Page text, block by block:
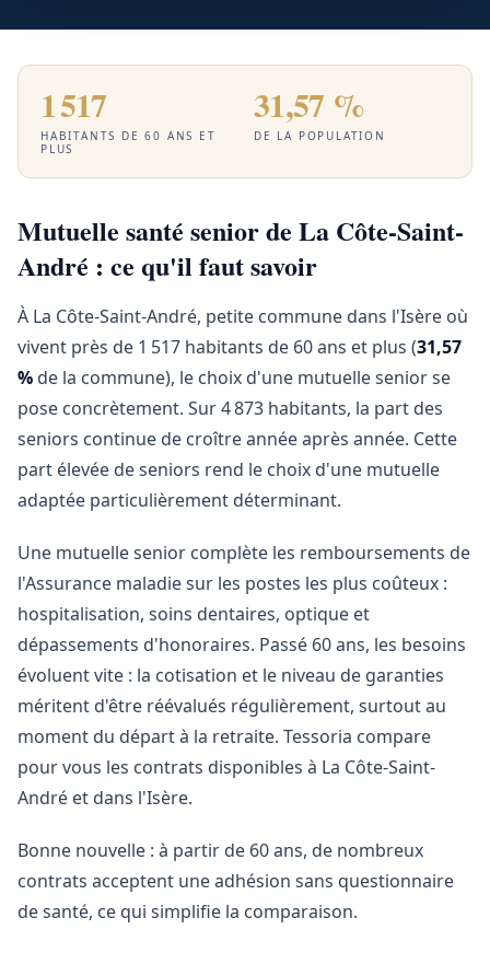
1 517
HABITANTS DE 60 ANS ET
PLUS
31,57 %
DE LA POPULATION
Mutuelle santé senior de La Côte-Saint-
André : ce qu'il faut savoir
À La Côte-Saint-André, petite commune dans l'Isère où
vivent près de 1 517 habitants de 60 ans et plus (31,57
% de la commune), le choix d'une mutuelle senior se
pose concrètement. Sur 4 873 habitants, la part des
seniors continue de croître année après année. Cette
part élevée de seniors rend le choix d'une mutuelle
adaptée particulièrement déterminant.
Une mutuelle senior complète les remboursements de
l'Assurance maladie sur les postes les plus coûteux :
hospitalisation, soins dentaires, optique et
dépassements d'honoraires. Passé 60 ans, les besoins
évoluent vite : la cotisation et le niveau de garanties
méritent d'être réévalués régulièrement, surtout au
moment du départ à la retraite. Tessoria compare
pour vous les contrats disponibles à La Côte-Saint-
André et dans l'Isère.
Bonne nouvelle : à partir de 60 ans, de nombreux
contrats acceptent une adhésion sans questionnaire
de santé, ce qui simplifie la comparaison.